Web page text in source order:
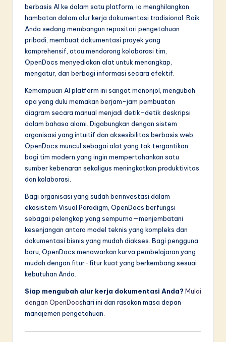
berbasis AI ke dalam satu platform, ia menghilangkan
hambatan dalam alur kerja dokumentasi tradisional. Baik
Anda sedang membangun repositori pengetahuan
pribadi, membuat dokumentasi proyek yang
komprehensif, atau mendorong kolaborasi tim,
OpenDocs menyediakan alat untuk menangkap,
mengatur, dan berbagi informasi secara efektif.
Kemampuan AI platform ini sangat menonjol, mengubah
apa yang dulu memakan berjam-jam pembuatan
diagram secara manual menjadi detik-detik deskripsi
dalam bahasa alami. Digabungkan dengan sistem
organisasi yang intuitif dan aksesibilitas berbasis web,
OpenDocs muncul sebagai alat yang tak tergantikan
bagi tim modern yang ingin mempertahankan satu
sumber kebenaran sekaligus meningkatkan produktivitas
dan kolaborasi.
Bagi organisasi yang sudah berinvestasi dalam
ekosistem Visual Paradigm, OpenDocs berfungsi
sebagai pelengkap yang sempurna—menjembatani
kesenjangan antara model teknis yang kompleks dan
dokumentasi bisnis yang mudah diakses. Bagi pengguna
baru, OpenDocs menawarkan kurva pembelajaran yang
mudah dengan fitur-fitur kuat yang berkembang sesuai
kebutuhan Anda.
Siap mengubah alur kerja dokumentasi Anda? Mulai
dengan OpenDocshari ini dan rasakan masa depan
manajemen pengetahuan.